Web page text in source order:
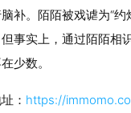
补。陌陌被戏谑为“约
事实上，通过陌陌相
少数。
： https://